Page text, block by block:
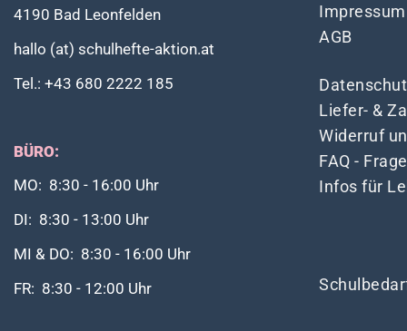
4190 Bad Leonfelden
hallo (at) schulhefte-aktion.at
Tel.: +43 680 2222 185
BÜRO:
MO: 8:30 - 16:00 Uhr
DI: 8:30 - 13:00 Uhr
MI & DO: 8:30 - 16:00 Uhr
FR: 8:30 - 12:00 Uhr
Impressum
AGB
Liefer- &
Widerruf
FAQ -
Infos für